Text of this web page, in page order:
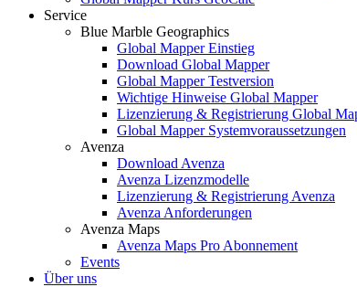
Service
Blue Marble Geographics
Global Mapper Einstieg
Download Global Mapper
Global Mapper Testversion
Wichtige Hinweise Global Mapper
Lizenzierung & Registrierung Global
Global Mapper Systemvoraussetzungen
Avenza
Download Avenza
Avenza Lizenzmodelle
Lizenzierung & Registrierung Avenza
Avenza Anforderungen
Avenza Maps
Avenza Maps Pro Abonnement
Events
Über uns